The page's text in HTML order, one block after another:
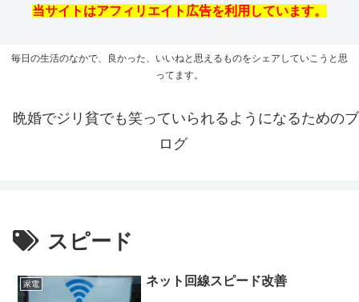
当サイトはアフィリエイト広告を利用しています。
毎日の生活のなかで、良かった、いいねと思えるものをシェアしていこうと思
ってます。
晩婚でジリ貧でも笑っていられるようになるためのブ
ログ
スピード
家電 ネット回線スピード改善